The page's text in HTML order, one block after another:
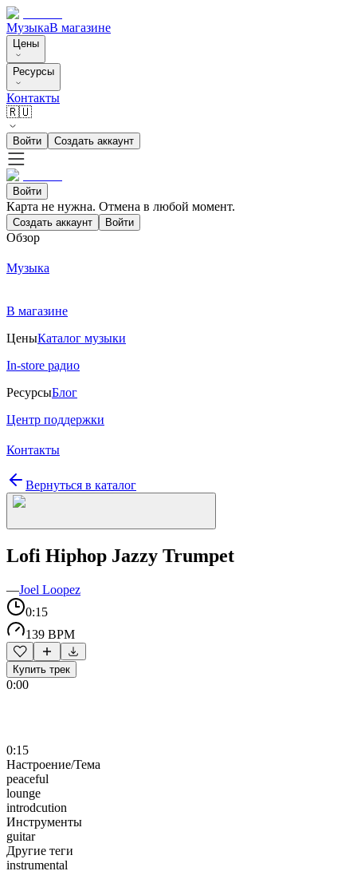
МузыкаВ магазине
Цены
Ресурсы
Контакты
🇷🇺
Войти Создать аккаунт
Войти
Карта не нужна. Отмена в любой момент.
Создать аккаунт Войти
Обзор
Музыка
В магазине
ЦеныКаталог музыки
In-store радио
РесурсыБлог
Центр поддержки
Контакты
Вернуться в каталог
Lofi Hiphop Jazzy Trumpet
—Joel Loopez
0:15
139 BPM
Купить трек
0:00
0:15
Настроение/Тема
peaceful
lounge
introdcution
Инструменты
guitar
Другие теги
instrumental